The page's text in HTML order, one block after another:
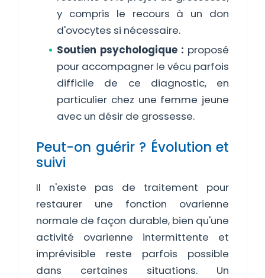
y compris le recours à un don
d'ovocytes si nécessaire.
Soutien psychologique : proposé
pour accompagner le vécu parfois
difficile de ce diagnostic, en
particulier chez une femme jeune
avec un désir de grossesse.
Peut-on guérir ? Évolution et
suivi
Il n'existe pas de traitement pour
restaurer une fonction ovarienne
normale de façon durable, bien qu'une
activité ovarienne intermittente et
imprévisible reste parfois possible
dans certaines situations. Un